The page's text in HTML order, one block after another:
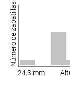
Número de zapatillas
24.3 mm